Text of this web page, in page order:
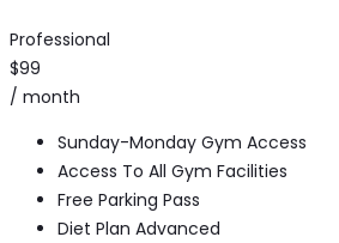
Professional
$99
/ month
Sunday-Monday Gym Access
Access To All Gym Facilities
Free Parking Pass
Diet Plan Advanced